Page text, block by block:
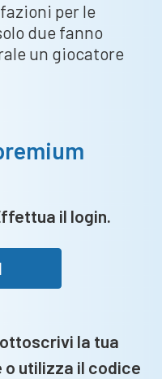
per le
due fanno
un giocatore
il login.
la tua
utilizza il codice